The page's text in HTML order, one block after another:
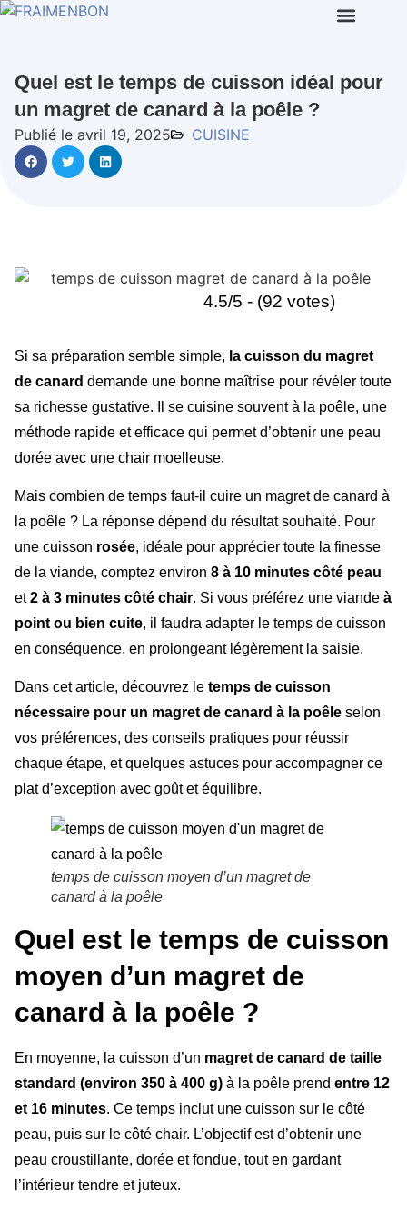
Quel est le temps de cuisson idéal pour
un magret de canard à la poêle ?
Publié le avril 19, 2025 CUISINE
4.5/5 - (92 votes)
Si sa préparation semble simple, la cuisson du magret
de canard demande une bonne maîtrise pour révéler toute
sa richesse gustative. Il se cuisine souvent à la poêle, une
méthode rapide et efficace qui permet d’obtenir une peau
dorée avec une chair moelleuse.
Mais combien de temps faut-il cuire un magret de canard à
la poêle ? La réponse dépend du résultat souhaité. Pour
une cuisson rosée, idéale pour apprécier toute la finesse
de la viande, comptez environ 8 à 10 minutes côté peau
et2 à 3 minutes côté chair. Si vous préférez une viande à
point ou bien cuite, il faudra adapter le temps de cuisson
en conséquence, en prolongeant légèrement la saisie.
Dans cet article, découvrez le temps de cuisson
nécessaire pour un magret de canard à la poêle selon
vos préférences, des conseils pratiques pour réussir
chaque étape, et quelques astuces pour accompagner ce
plat d’exception avec goût et équilibre.
temps de cuisson moyen d’un magret de
canard à la poêle
Quel est le temps de cuisson
moyen d’un magret de
canard à la poêle ?
En moyenne, la cuisson d’un magret de canard de taille
standard (environ 350 à 400 g) à la poêle prend entre 12
et 16 minutes. Ce temps inclut une cuisson sur le côté
peau, puis sur le côté chair. L’objectif est d’obtenir une
peau croustillante, dorée et fondue, tout en gardant
l’intérieur tendre et juteux.